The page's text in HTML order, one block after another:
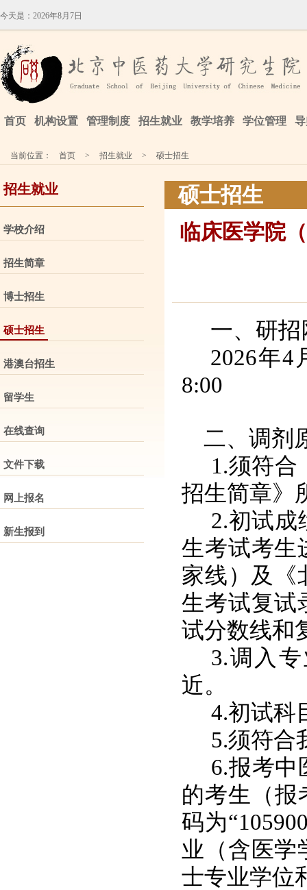
今天是： 2026年8月7日
首页 机构设置 管理制度 招生就业 教学培养 学位管理
当前位置： 首页 > 招生就业 > 硕士招生
招生就业
学校介绍
招生简章
博士招生
硕士招生
港澳台招生
留学生
在线查询
文件下载
网上报名
新生报到
硕士招生
临床医学院
一、研
2026年
8:00
二、调剂
1.须符合
招生简章》
2.初试成
生考试考生
家线）及《
生考试复试
试分数线和
3.调入
近。
4.初试科
5.须符合
6.报考中
的考生（报
码为
业（含医学
士专业学位